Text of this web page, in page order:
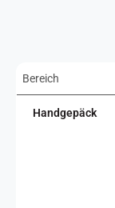
Bereich
Handgepäck